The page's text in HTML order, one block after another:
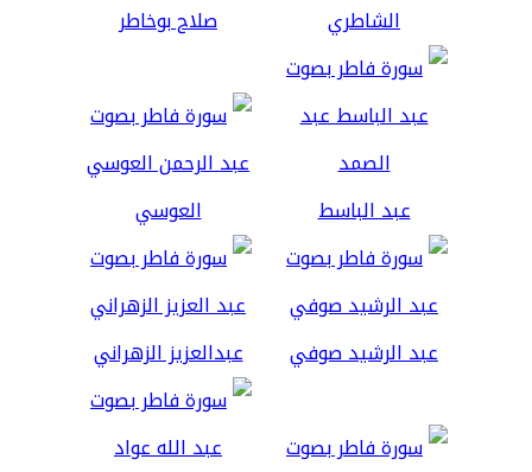
الشاطري صلاح بوخاطر
عبد الباسط العوسي
عبد الرشيد صوفي عبدالعزيز الزهراني